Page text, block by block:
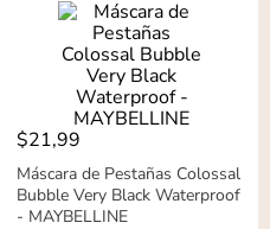
$21,99
Máscara de Pestañas Colossal
Bubble Very Black Waterproof
- MAYBELLINE